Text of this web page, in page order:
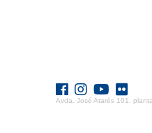
Avda. José Atarés 101.